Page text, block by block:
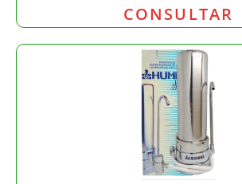
CONSULTAR